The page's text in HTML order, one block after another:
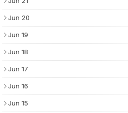
Jun 20
Jun 19
Jun 18
Jun 17
Jun 16
Jun 15